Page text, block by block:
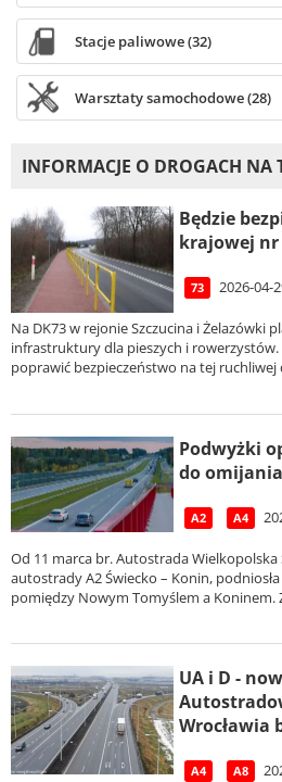
Stacje paliwowe (32)
Warsztaty samochodowe (28)
INFORMACJE O DROGACH NA
Będzie
krajowej nr
73 2026-04-
Na DK73 w rejonie Szczucina i Żelazówki
infrastruktury dla pieszych i
poprawić bezpieczeństwo na tej ruchliwej
Podwyżki
do
A2 A4
Od 11 marca br. Autostrada
autostrady A2 Świecko – Konin,
pomiędzy Nowym Tomyślem a Koninem.
UA i D -
Wrocławia
A4 A8